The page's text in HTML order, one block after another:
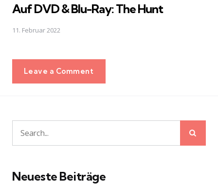
Auf DVD & Blu-Ray: The Hunt
11. Februar 2022
Leave a Comment
Search
for:
Neueste Beiträge